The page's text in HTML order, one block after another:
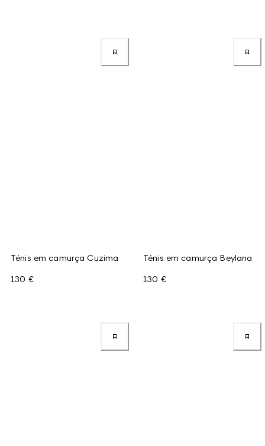
Ténis em camurça Cuzima
130 €
Ténis em camurça Beylana
130 €